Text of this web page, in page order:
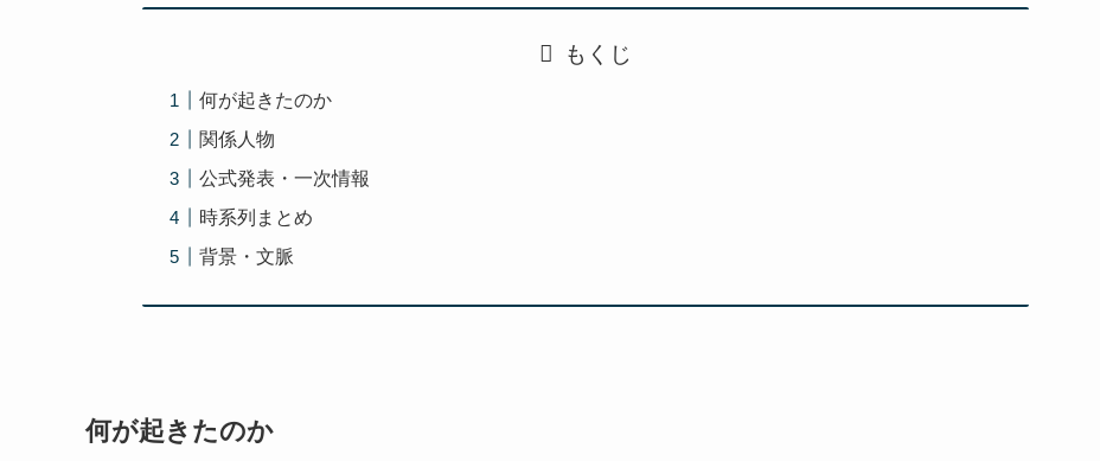
もくじ
何が起きたのか
関係人物
公式発表・一次情報
時系列まとめ
背景・文脈
何が起きたのか